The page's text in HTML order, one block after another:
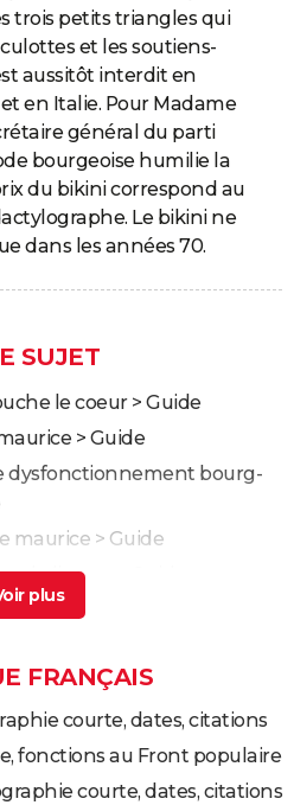
trois petits triangles qui
et les soutiens-
aussitôt interdit en
en Italie. Pour Madame
général du parti
bourgeoise humilie la
du bikini correspond au
Le bikini ne
dans les années 70.
SUJET
le coeur> Guide
> Guide
dysfonctionnement bourg-
maurice > Guide
de lignon
FRANÇAIS
courte, dates, citations
fonctions au Front populaire
courte, dates, citations